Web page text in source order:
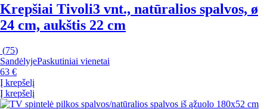
Krepšiai Tivoli3 vnt., natūralios spalvos, ø
24 cm, aukštis 22 cm
(75)
SandėlyjePaskutiniai vienetai
63 €
Į krepšelį
Į krepšelį